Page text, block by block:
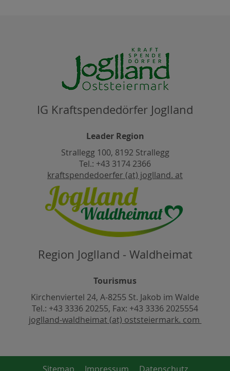
IG Kraftspendedörfer Joglland
Leader Region
Strallegg 100, 8192 Strallegg
Tel.: +43 3174 2366
kraftspendedoerfer (at) joglland. at
Region Joglland - Waldheimat
Tourismus
Kirchenviertel 24, A-8255 St. Jakob im Walde
Tel.: +43 3336 20255, Fax: +43 3336 2025554
joglland-waldheimat (at) oststeiermark. com